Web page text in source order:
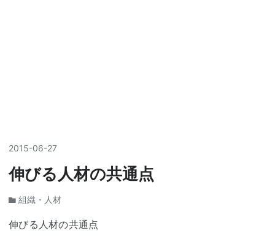
2015-06-27
伸びる人材の共通点
組織・人材
伸びる人材の共通点